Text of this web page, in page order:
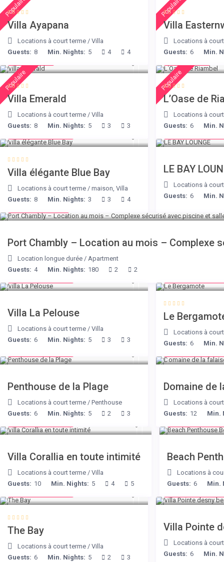
Populaire
Villa Ayapana
Locations à court terme /Villa
Guests: 8 Min. Nights: 5 4 4
Populaire
Villa
Locations à
Guests: 6 Min.
Populaire
Villa Emerald
Locations à court terme /Villa
Guests: 8 Min. Nights: 5 3 3
Populaire
L’Oase de
Locations à
Guests: 6 Min.
Villa élégante Blue Bay
Locations à court terme /maison,Villa
Guests: 8 Min. Nights: 3 3 4
LE BAY
Locations à
Guests: 6 Min.
Port Chambly – Location au mois – Complexe
Location longue durée /Apartment
Guests: 4 Min. Nights: 180 2 2
Villa La Pelouse
Locations à court terme /Villa
Guests: 6 Min. Nights: 5 3 3
Le
Locations à
Guests: 6 Min.
Penthouse de la Plage
Locations à court terme /Penthouse
Guests: 6 Min. Nights: 5 2 3
Domaine de
Locations à
Guests: 12 Min.
Villa Corallia en toute intimité
Locations à court terme /Villa
Guests: 10 Min. Nights: 5 4 5
Beach
Locations à
Guests: 6 Min.
The Bay
Locations à court terme /Villa
Guests: 6 Min. Nights: 5 2 3
Villa Pointe
Locations à
Guests: 6 Min.